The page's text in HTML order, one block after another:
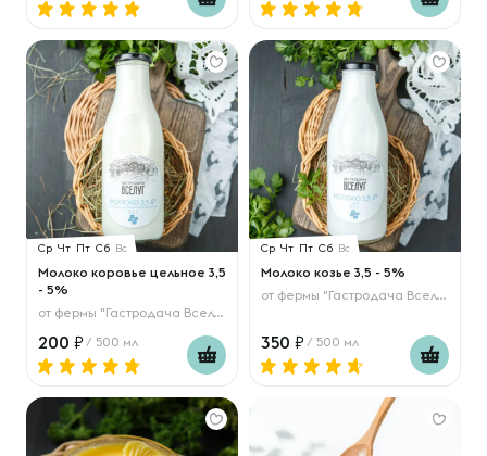
Ср Чт Пт Сб Вс
Молоко коровье цельное 3,5
- 5%
от фермы "Гастродача Вселуг"
200 / 500 мл
Ср Чт Пт Сб Вс
Молоко козье 3,5 - 5%
от фермы "Гастродача Вселуг"
350 / 500 мл